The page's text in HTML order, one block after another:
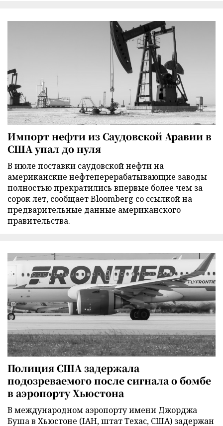
Импорт нефти из Саудовской Аравии в
США упал до нуля
В июле поставки саудовской нефти на
американские нефтеперерабатывающие заводы
полностью прекратились впервые более чем за
сорок лет, сообщает Bloomberg со ссылкой на
предварительные данные американского
правительства.
Полиция США задержала
подозреваемого после сигнала о бомбе
в аэропорту Хьюстона
В международном аэропорту имени Джорджа
Буша в Хьюстоне (IAH, штат Техас, США) задержан